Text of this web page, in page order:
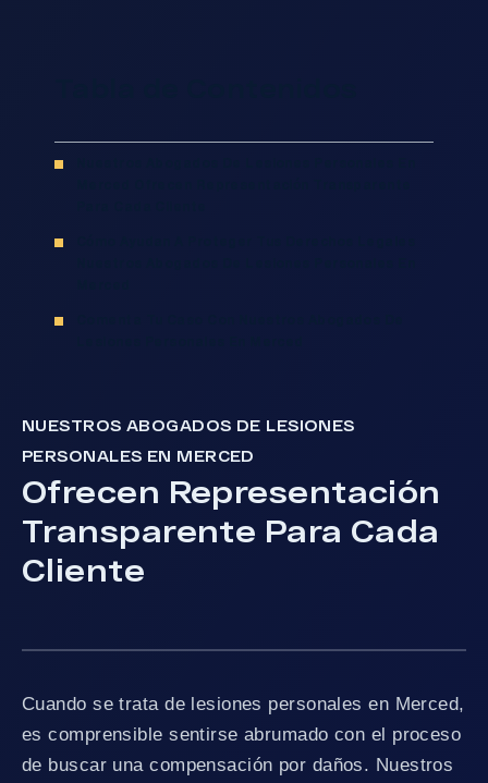
NUESTROS ABOGADOS DE LESIONES
PERSONALES EN MERCED
Ofrecen Representación
Transparente Para Cada
Cliente
Cuando se trata de lesiones personales en Merced,
es comprensible sentirse abrumado con el proceso
de buscar una compensación por daños. Nuestros